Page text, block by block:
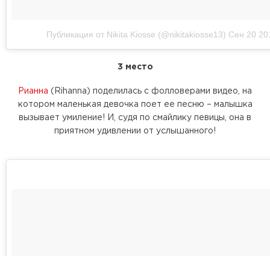
Публикация от Nikita Kiosse (@nikitakiosse13) Сен 20
3 место
Рианна (Rihanna) поделилась с фолловерами видео, на
котором маленькая девочка поет ее песню – малышка
вызывает умиление! И, судя по смайлику певицы, она в
приятном удивлении от услышанного!